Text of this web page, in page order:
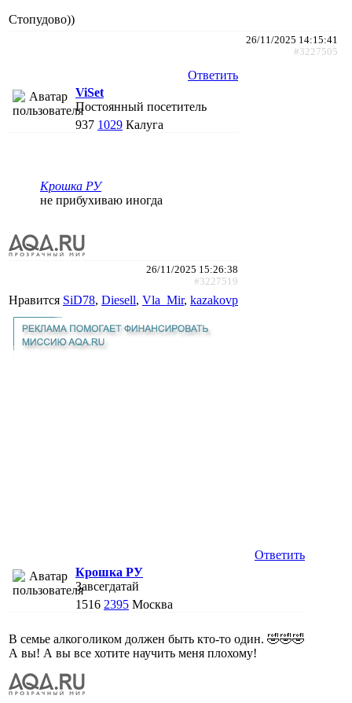
Стопудово))
26/11/2025 14:15:41
#3227505
Ответить
ViSet
Постоянный посетитель
937 1029 Калуга
Крошка РУ
не прибухиваю иногда
26/11/2025 15:26:38
#3227519
Нравится SiD78, Diesell, Vla_Mir, kazakovp
Ответить
Крошка РУ
Завсегдатай
1516 2395 Москва
В семье алкоголиком должен быть кто-то один. 🤣🤣🤣
А вы! А вы все хотите научить меня плохому!